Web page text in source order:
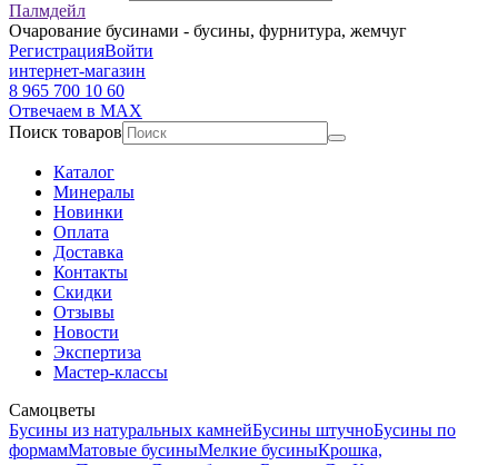
Палмдейл
Очарование бусинами - бусины, фурнитура, жемчуг
РегистрацияВойти
интернет-магазин
8 965 700 10 60
Отвечаем в MAX
Поиск товаров
Каталог
Минералы
Новинки
Оплата
Доставка
Контакты
Скидки
Отзывы
Новости
Экспертиза
Мастер-классы
Самоцветы
Бусины из натуральных камнейБусины штучноБусины по
формамМатовые бусиныМелкие бусиныКрошка,